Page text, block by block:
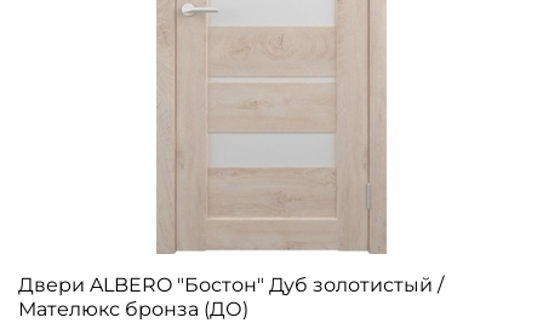
Двери ALBERO "Бостон" Дуб золотистый /
Мателюкс бронза (ДО)